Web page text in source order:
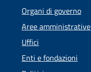
Organi di governo
Aree amministrative
Uffici
Enti e fondazioni